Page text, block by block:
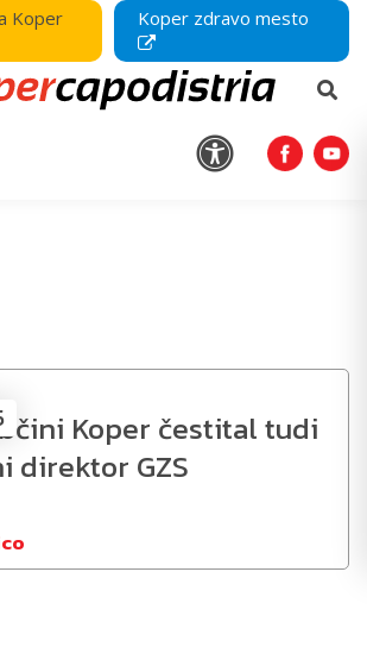
Koper Koper zdravo mesto
Koper čestital tudi
direktor GZS